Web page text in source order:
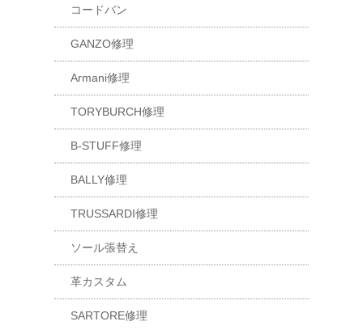
コードバン
GANZO修理
Armani修理
TORYBURCH修理
B-STUFF修理
BALLY修理
TRUSSARDI修理
ソール張替え
革カスタム
SARTORE修理